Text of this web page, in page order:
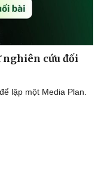
nghiên cứu đối
lập một Media Plan.